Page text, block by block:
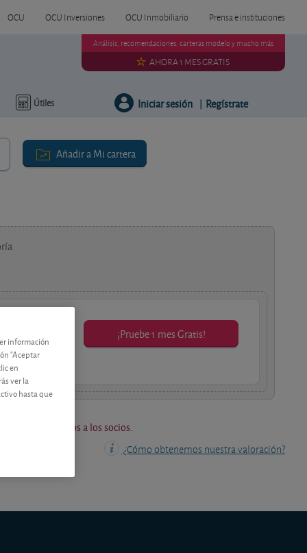
OCU OCU Inversiones OCU Inmobiliario Prensa e instituciones
Útiles
Análisis, recomendaciones, carteras modelo y mucho más
AHORA 1 MES GRATIS
Iniciar sesión | Regístrate
Añadir a Mi cartera
socios.
¡Pruebe 1 mes Gratis!
están reservados a los socios.
¿Cómo obtenemos nuestra valoración?
información
"Aceptar
en
ver la
hasta que